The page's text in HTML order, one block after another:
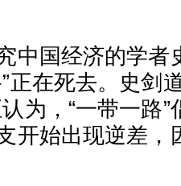
中国经济的学者
正在死去。史剑
为，“一带一路
开始出现逆差，